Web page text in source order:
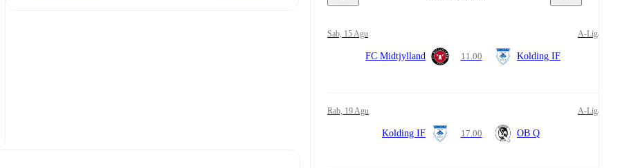
Sab, 15 Agu A-Liga
FC Midtjylland 11.00 Kolding IF
Rab, 19 Agu A-Liga
Kolding IF 17.00 OB Q